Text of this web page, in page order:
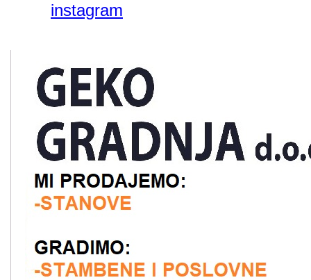
instagram